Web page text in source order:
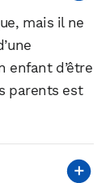
mais il ne
enfant d’être
parents est